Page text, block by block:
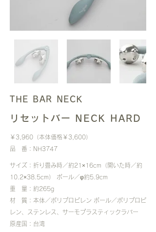
THE BAR NECK
リセットバー NECK HARD
￥3,960（本体価格￥3,600）
品 番：NH3747
サイズ：折り畳み時／約21×16cm（開いた時／約
10.2×38.5cm） ボール／φ約5.9cm
重 量：約265g
材 質：本体／ポリプロピレン ボール／ポリプロピ
レン、ステンレス、サーモプラスティックラバー
​原産国：台湾